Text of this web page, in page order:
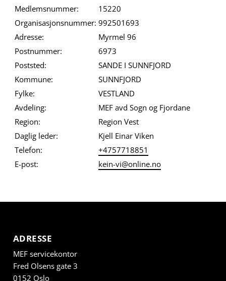
Medlemsnummer:
15220
Organisasjonsnummer: 992501693
Adresse:
Myrmel 96
Postnummer:
6973
Poststed:
SANDE I SUNNFJORD
Kommune:
SUNNFJORD
Fylke:
VESTLAND
Avdeling:
MEF avd Sogn og Fjordane
Region:
Region Vest
Daglig leder:
Kjell Einar Viken
Telefon:
+4757718851
E-post:
kein-vi@online.no
ADRESSE
MEF servicekontor
Fred Olsens gate 3
0152 Oslo